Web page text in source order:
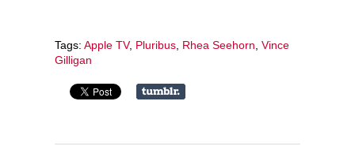
Tags: Apple TV, Pluribus Rhea Seehorn Vince
Gilligan